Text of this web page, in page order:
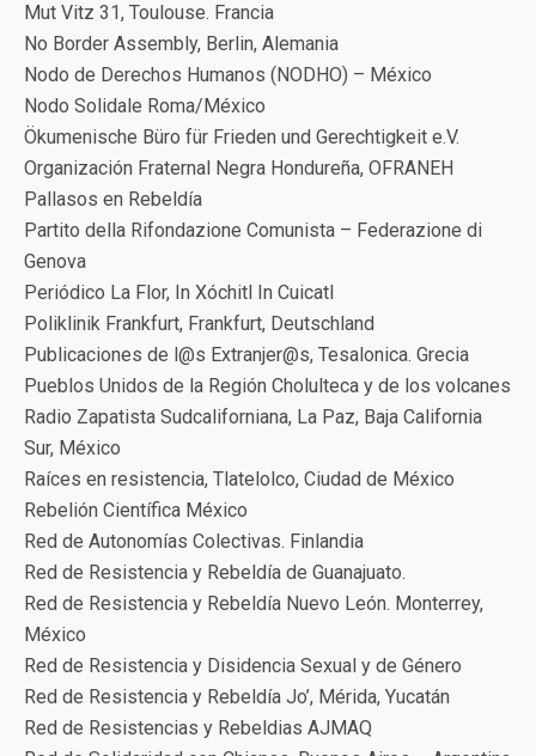
Mut Vitz 31, Toulouse. Francia
No Border Assembly, Berlin, Alemania
Nodo de Derechos Humanos (NODHO) – México
Nodo Solidale Roma/México
Ökumenische Büro für Frieden und Gerechtigkeit e.V.
Organización Fraternal Negra Hondureña, OFRANEH
Pallasos en Rebeldía
Partito della Rifondazione Comunista – Federazione di
Genova
Periódico La Flor, In Xóchitl In Cuicatl
Poliklinik Frankfurt, Frankfurt, Deutschland
Publicaciones de l@s Extranjer@s, Tesalonica. Grecia
Pueblos Unidos de la Región Cholulteca y de los volcanes
Radio Zapatista Sudcaliforniana, La Paz, Baja California
Sur, México
Raíces en resistencia, Tlatelolco, Ciudad de México
Rebelión Científica México
Red de Autonomías Colectivas. Finlandia
Red de Resistencia y Rebeldía de Guanajuato.
Red de Resistencia y Rebeldía Nuevo León. Monterrey,
México
Red de Resistencia y Disidencia Sexual y de Género
Red de Resistencia y Rebeldía Jo’, Mérida, Yucatán
Red de Resistencias y Rebeldias AJMAQ